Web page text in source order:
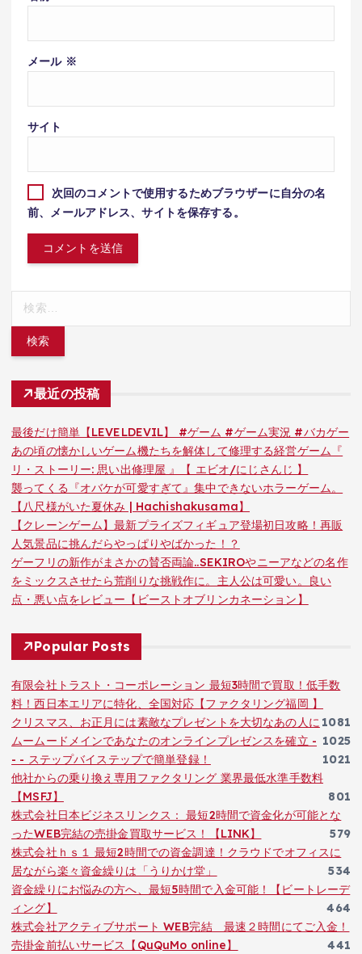
メール ※
サイト
次回のコメントで使用するためブラウザーに自分の名
前、メールアドレス、サイトを保存する。
最近の投稿
最後だけ簡単【LEVELDEVIL】 #ゲーム #ゲーム実況 #バカゲー
あの頃の懐かしいゲーム機たちを解体して修理する経営ゲーム『
リ・ストーリー: 思い出修理屋 』【 エビオ/にじさんじ 】
襲ってくる『オバケが可愛すぎて』集中できないホラーゲーム。
【八尺様がいた夏休み | Hachishakusama】
【クレーンゲーム】最新プライズフィギュア登場初日攻略！再販
人気景品に挑んだらやっぱりやばかった！？
ゲーフリの新作がまさかの賛否両論..SEKIROやニーアなどの名作
をミックスさせたら荒削りな挑戦作に。主人公は可愛い。良い
点・悪い点をレビュー【ビーストオブリンカネーション】
Popular Posts
有限会社トラスト・コーポレーション 最短3時間で買取！低手数
料！西日本エリアに特化、全国対応【ファクタリング福岡 】
1081
クリスマス、お正月には素敵なプレゼントを大切なあの人に
1025
ムームードメインであなたのオンラインプレゼンスを確立 -
- - ステップバイステップで簡単登録！
1021
他社からの乗り換え専用ファクタリング 業界最低水準手数料
【MSFJ】
801
株式会社日本ビジネスリンクス： 最短2時間で資金化が可能とな
ったWEB完結の売掛金買取サービス！【LINK】
579
株式会社ｈｓ１ 最短2時間での資金調達！クラウドでオフィスに
居ながら楽々資金繰りは「うりかけ堂」
534
資金繰りにお悩みの方へ、最短5時間で入金可能！【ビートレーデ
ィング】
464
株式会社アクティブサポート WEB完結 最速２時間にてご入金！
売掛金前払いサービス【QuQuMo online】
441